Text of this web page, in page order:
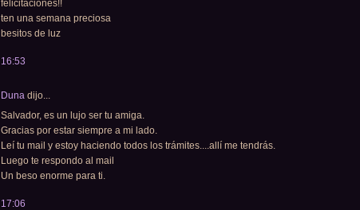
felicitaciones!!
ten una semana preciosa
besitos de luz
16:53
Duna dijo...
Salvador, es un lujo ser tu amiga.
Gracias por estar siempre a mi lado.
Leí tu mail y estoy haciendo todos los trámites....allí me tendrás.
Luego te respondo al mail
Un beso enorme para ti.
17:06